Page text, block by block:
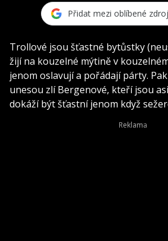
Přidat mezi oblíbené
Trollové jsou šťastné bytůstky
žijí na kouzelné mýtině v
jenom oslavují a pořádají párty.
unesou zlí Bergenové, kteří jsou
dokáží být šťastní jenom když